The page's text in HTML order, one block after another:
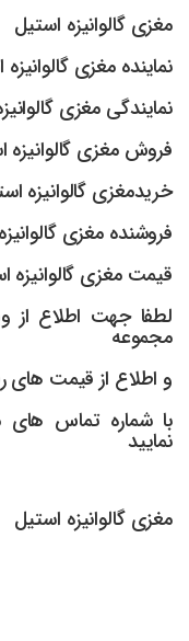
مغزی گالوانیزه استیل
نماینده مغزی
نمایندگی مغزی
فروش مغزی گالوانیزه
خریدمغزی گالوانیزه
فروشنده مغزی
قیمت مغزی گالوانیزه
لطفا جهت اطلاع
مجموعه
و اطلاع از قیمت های
با شماره تماس های
نمایید
مغزی گالوانیزه استیل